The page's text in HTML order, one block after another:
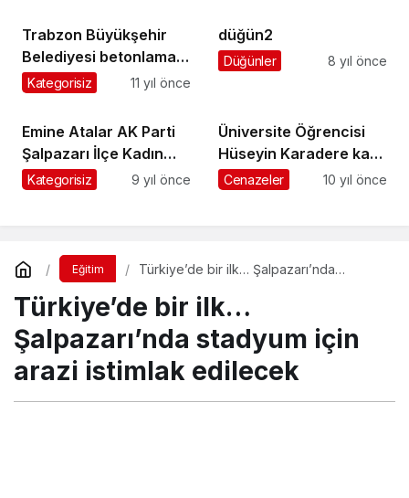
Trabzon Büyükşehir
Belediyesi betonlama
çalışmalarını
Kategorisiz 11 yıl önce
düğün2
Düğünler 8 yıl önce
Emine Atalar AK Parti
Şalpazarı İlçe Kadın
Kolları Başkanlığı’na
Kategorisiz 9 yıl önce
Üniversite Öğrencisi
Hüseyin Karadere kaza
kurbanı
Cenazeler 10 yıl önce
Eğitim
Türkiye’de bir ilk… Şalpazarı’nda
Türkiye’de bir ilk…
Şalpazarı’nda stadyum için
arazi istimlak edilecek